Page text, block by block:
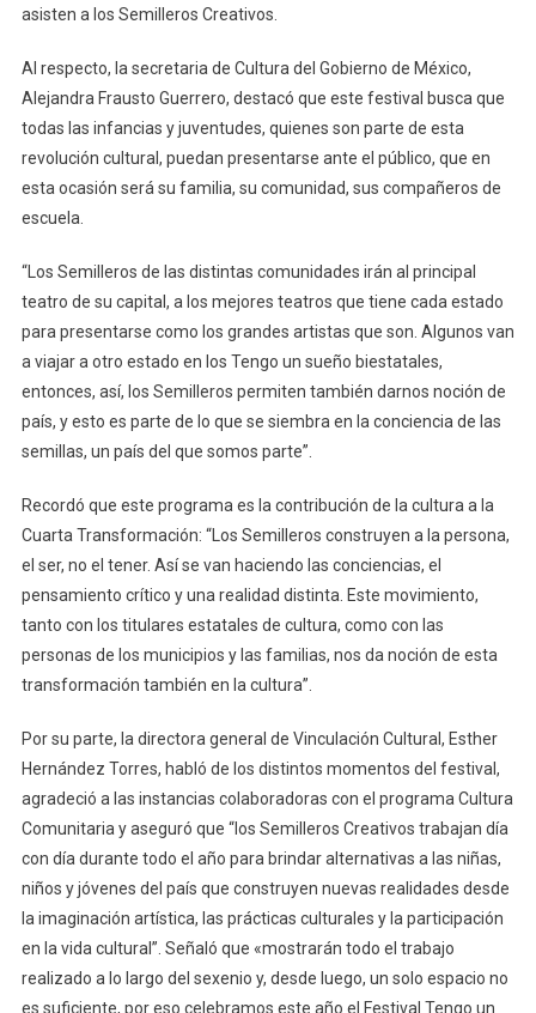
asisten a los Semilleros Creativos.
Al respecto, la secretaria de Cultura del Gobierno de México,
Alejandra Frausto Guerrero, destacó que este festival busca que
todas las infancias y juventudes, quienes son parte de esta
revolución cultural, puedan presentarse ante el público, que en
esta ocasión será su familia, su comunidad, sus compañeros de
escuela.
“Los Semilleros de las distintas comunidades irán al principal
teatro de su capital, a los mejores teatros que tiene cada estado
para presentarse como los grandes artistas que son. Algunos van
a viajar a otro estado en los Tengo un sueño biestatales,
entonces, así, los Semilleros permiten también darnos noción de
país, y esto es parte de lo que se siembra en la conciencia de las
semillas, un país del que somos parte”.
Recordó que este programa es la contribución de la cultura a la
Cuarta Transformación: “Los Semilleros construyen a la persona,
el ser, no el tener. Así se van haciendo las conciencias, el
pensamiento crítico y una realidad distinta. Este movimiento,
tanto con los titulares estatales de cultura, como con las
personas de los municipios y las familias, nos da noción de esta
transformación también en la cultura”.
Por su parte, la directora general de Vinculación Cultural, Esther
Hernández Torres, habló de los distintos momentos del festival,
agradeció a las instancias colaboradoras con el programa Cultura
Comunitaria y aseguró que “los Semilleros Creativos trabajan día
con día durante todo el año para brindar alternativas a las niñas,
niños y jóvenes del país que construyen nuevas realidades desde
la imaginación artística, las prácticas culturales y la participación
en la vida cultural”. Señaló que «mostrarán todo el trabajo
realizado a lo largo del sexenio y, desde luego, un solo espacio no
es suficiente, por eso celebramos este año el Festival Tengo un